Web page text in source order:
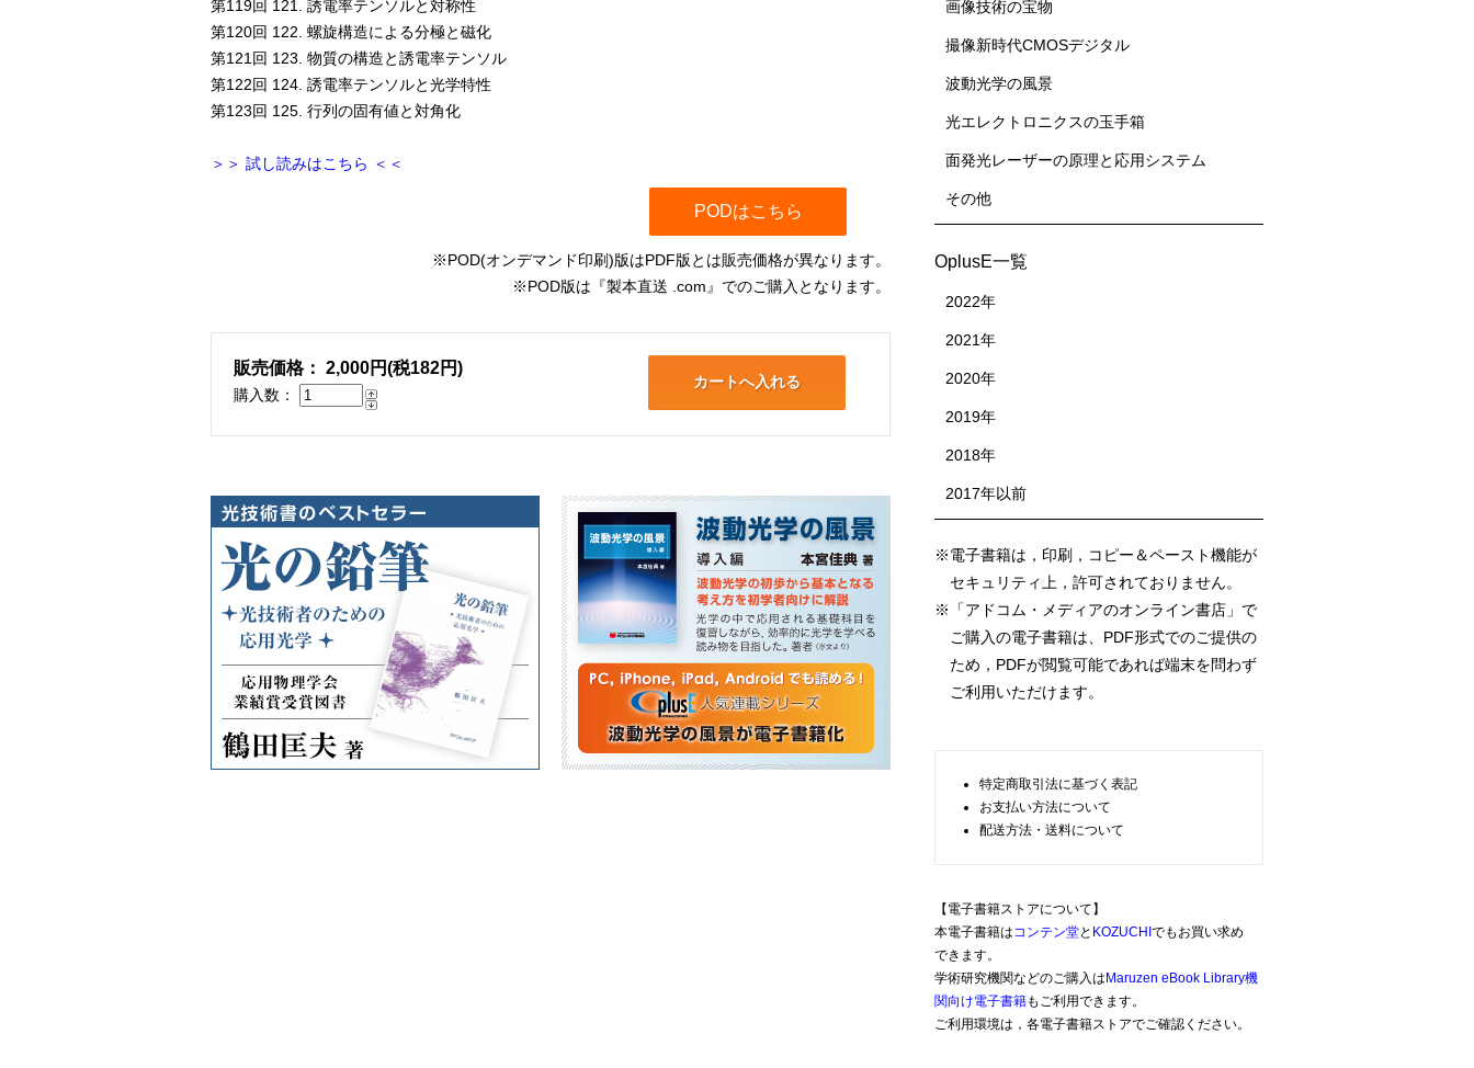
第119回 121. 誘電率テンソルと対称性
第120回 122. 螺旋構造による分極と磁化
第121回 123. 物質の構造と誘電率テンソル
第122回 124. 誘電率テンソルと光学特性
第123回 125. 行列の固有値と対角化
＞＞ 試し読みはこちら ＜＜
PODはこちら
※POD(オンデマンド印刷)版はPDF版とは販売価格が異なります。
※POD版は『製本直送 .com』でのご購入となります。
販売価格： 2,000円(税182円)
購入数：
画像技術の宝物
撮像新時代CMOSデジタル
波動光学の風景
光エレクトロニクスの玉手箱
面発光レーザーの原理と応用システム
その他
OplusE一覧
2022年
2021年
2020年
2019年
2018年
2017年以前
※電子書籍は，印刷，コピー＆ペースト機能が
セキュリティ上，許可されておりません。
※「アドコム・メディアのオンライン書店」で
ご購入の電子書籍は、PDF形式でのご提供の
ため，PDFが閲覧可能であれば端末を問わず
ご利用いただけます。
特定商取引法に基づく表記
お支払い方法について
配送方法・送料について
【電子書籍ストアについて】
本電子書籍はコンテン堂と KOZUCHI でもお買い求め
できます。
学術研究機関などのご購入は Maruzen eBook Library機
関向け電子書籍もご利用できます。
ご利用環境は，各電子書籍ストアでご確認ください。